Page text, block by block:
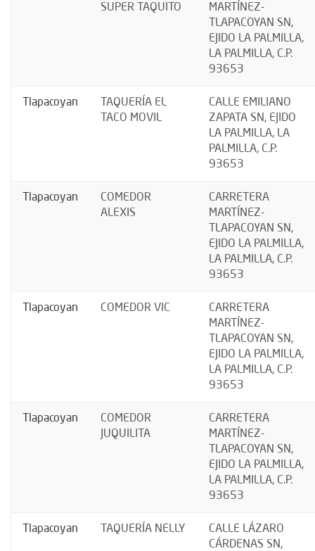
SUPER TAQUITO
MARTÍNEZ-
TLAPACOYAN SN,
EJIDO LA PALMILLA,
LA PALMILLA, C.P.
93653
Tlapacoyan
TAQUERÍA EL
TACO MOVIL
CALLE EMILIANO
ZAPATA SN, EJIDO
LA PALMILLA, LA
PALMILLA, C.P.
93653
Tlapacoyan
COMEDOR
ALEXIS
CARRETERA
MARTÍNEZ-
TLAPACOYAN SN,
EJIDO LA PALMILLA,
LA PALMILLA, C.P.
93653
Tlapacoyan COMEDOR VIC
CARRETERA
MARTÍNEZ-
TLAPACOYAN SN,
EJIDO LA PALMILLA,
LA PALMILLA, C.P.
93653
Tlapacoyan
COMEDOR
JUQUILITA
CARRETERA
MARTÍNEZ-
TLAPACOYAN SN,
EJIDO LA PALMILLA,
LA PALMILLA, C.P.
93653
Tlapacoyan TAQUERÍA NELLY
CALLE LÁZARO
CÁRDENAS SN,